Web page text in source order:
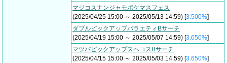
マジコスナンジャモポケマスフェス
(2025/04/25 15:00 ～ 2025/05/13 14:59) [3.500%]
ダブルピックアップバラエティBサーチ
(2025/04/19 15:00 ～ 2025/05/07 14:59) [3.650%]
マツバピックアップスペコスBサーチ
(2025/04/15 15:00 ～ 2025/05/03 14:59) [3.650%]